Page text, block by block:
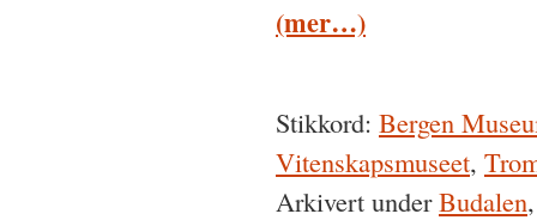
(mer…)
Stikkord: Bergen
Vitenskapsmuseet,
Arkivert underBudalen